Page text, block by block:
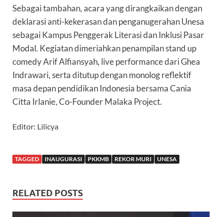
Sebagai tambahan, acara yang dirangkaikan dengan
deklarasi anti-kekerasan dan penganugerahan Unesa
sebagai Kampus Penggerak Literasi dan Inklusi Pasar
Modal. Kegiatan dimeriahkan penampilan stand up
comedy Arif Alfiansyah, live performance dari Ghea
Indrawari, serta ditutup dengan monolog reflektif
masa depan pendidikan Indonesia bersama Cania
Citta Irlanie, Co-Founder Malaka Project.
Editor: Lilicya
TAGGED INAUGURASI PKKMB REKOR MURI UNESA
RELATED POSTS